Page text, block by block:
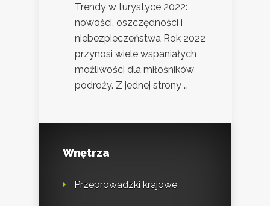
Trendy w turystyce 2022:
nowości, oszczędności i
niebezpieczeństwa Rok 2022
przynosi wiele wspaniałych
możliwości dla miłośników
podroży. Z jednej strony …
Wnętrza
Przeprowadzki krajowe